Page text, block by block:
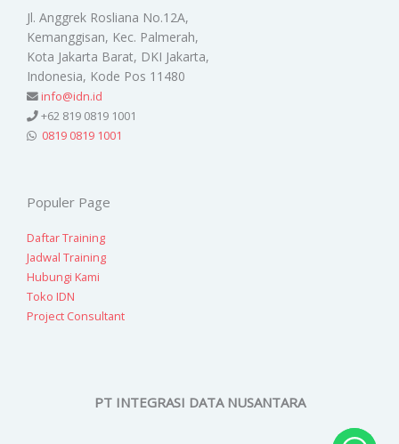
Jl. Anggrek Rosliana No.12A,
Kemanggisan, Kec. Palmerah,
Kota Jakarta Barat, DKI Jakarta,
Indonesia, Kode Pos 11480
info@idn.id
+62 819 0819 1001
0819 0819 1001
Populer Page
Daftar Training
Jadwal Training
Hubungi Kami
Toko IDN
Project Consultant
PT INTEGRASI DATA NUSANTARA